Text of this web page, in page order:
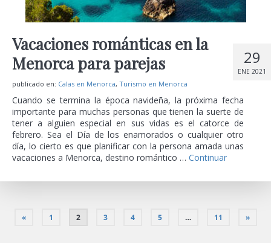
29
ENE 2021
Vacaciones románticas en la
Menorca para parejas
publicado en: Calas en Menorca, Turismo en Menorca
Cuando se termina la época navideña, la próxima fecha
importante para muchas personas que tienen la suerte de
tener a alguien especial en sus vidas es el catorce de
febrero. Sea el Día de los enamorados o cualquier otro
día, lo cierto es que planificar con la persona amada unas
vacaciones a Menorca, destino romántico … Continuar
« 1 2 3 4 5 … 11 »